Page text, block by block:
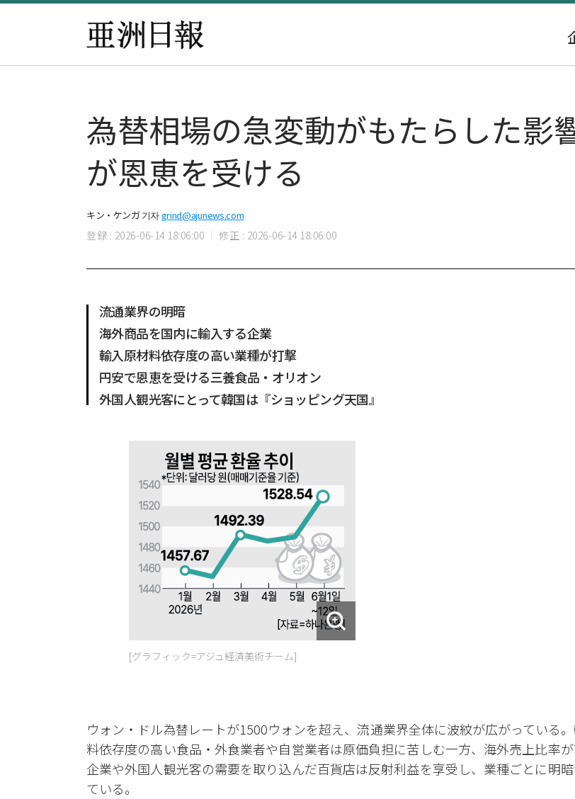
為替相場の急変動がもたらした影
が恩恵を受ける
キン・ケンガ 기자grind@ajunews.com
登録 : 2026-06-14 18:06:00 修正 : 2026-06-14 18:06:00
流通業界の明暗
海外商品を国内に輸入する企業
輸入原材料依存度の高い業種が打撃
円安で恩恵を受ける三養食品・オリオン
外国人観光客にとって韓国は『ショッピング天国』
[グラフィック=アジュ経済美術チーム]
ウォン・ドル為替レートが1500ウォンを超え、流通業界全体に波紋が広がっている
料依存度の高い食品・外食業者や自営業者は原価負担に苦しむ一方、海外売上比率
企業や外国人観光客の需要を取り込んだ百貨店は反射利益を享受し、業種ごとに明
ている。